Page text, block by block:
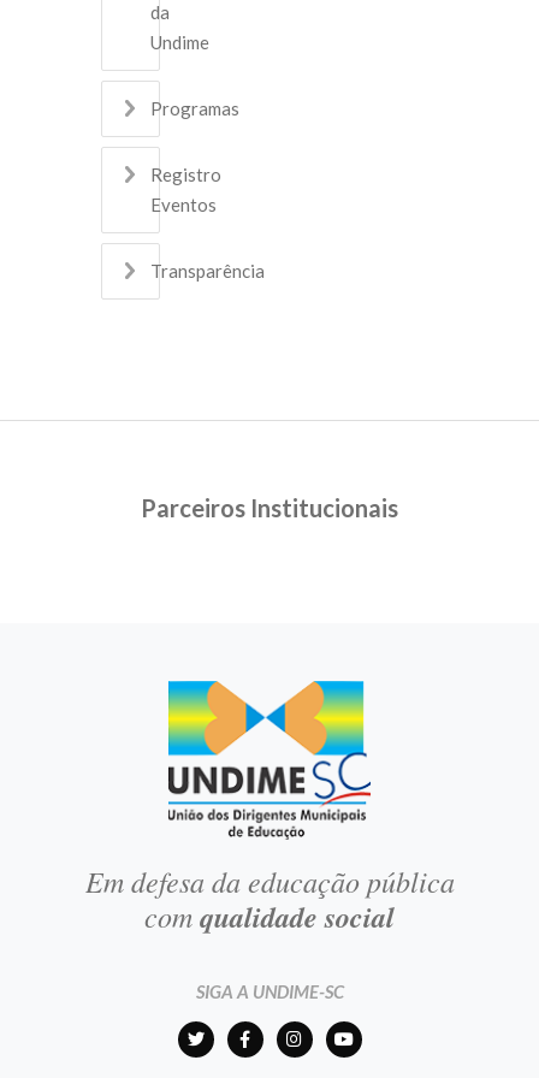
da
Undime
Programas
Registro
Eventos
Transparência
Parceiros Institucionais
Em defesa da educação pública
comqualidade social
SIGA A UNDIME-SC